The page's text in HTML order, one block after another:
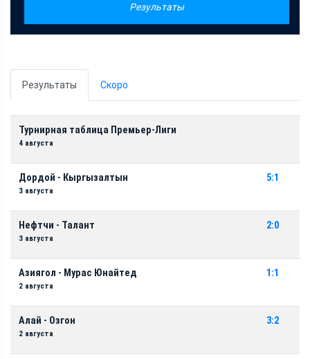
Результаты
Результаты Скоро
Турнирная таблица Премьер-Лиги
4 августа
Дордой - Кыргызалтын
3 августа
5:1
Нефтчи - Талант
3 августа
2:0
Азиягол - Мурас Юнайтед
2 августа
1:1
Алай - Озгон
2 августа
3:2